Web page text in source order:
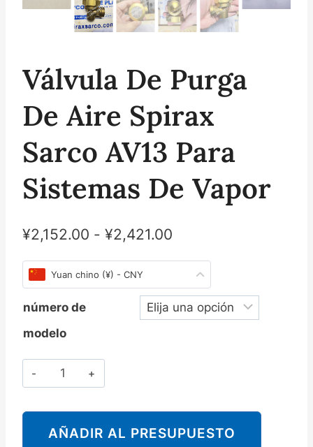
Válvula De Purga
De Aire Spirax
Sarco AV13 Para
Sistemas De Vapor
¥2,152.00 - ¥2,421.00
Yuan chino (¥) - CNY
número de
modelo
Cantidad
斯
AÑADIR AL PRESUPUESTO